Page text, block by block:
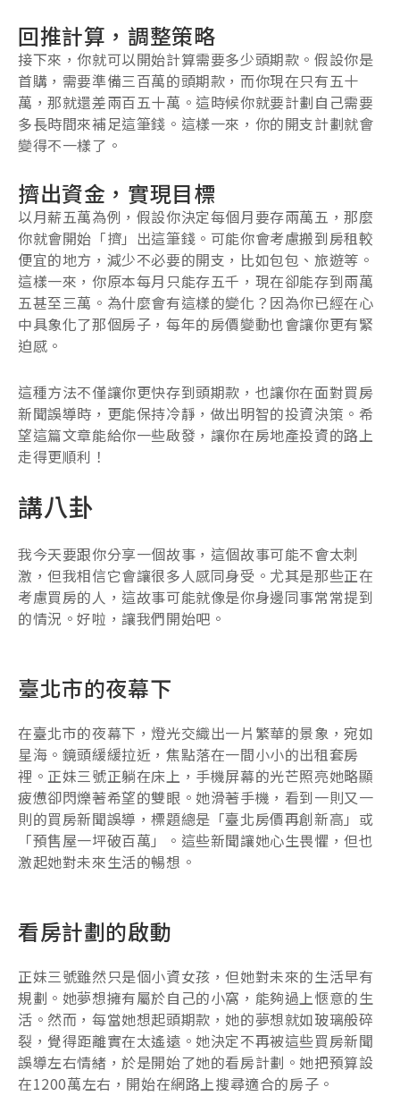
回推計算，調整策略
接下來，你就可以開始計算需要多少頭期款。假設你是
首購，需要準備三百萬的頭期款，而你現在只有五十
萬，那就還差兩百五十萬。這時候你就要計劃自己需要
多長時間來補足這筆錢。這樣一來，你的開支計劃就會
變得不一樣了。
擠出資金，實現目標
以月薪五萬為例，假設你決定每個月要存兩萬五，那麼
你就會開始「擠」出這筆錢。可能你會考慮搬到房租較
便宜的地方，減少不必要的開支，比如包包、旅遊等。
這樣一來，你原本每月只能存五千，現在卻能存到兩萬
五甚至三萬。為什麼會有這樣的變化？因為你已經在心
中具象化了那個房子，每年的房價變動也會讓你更有緊
迫感。
這種方法不僅讓你更快存到頭期款，也讓你在面對買房
新聞誤導時，更能保持冷靜，做出明智的投資決策。希
望這篇文章能給你一些啟發，讓你在房地產投資的路上
走得更順利！
講八卦
我今天要跟你分享一個故事，這個故事可能不會太刺
激，但我相信它會讓很多人感同身受。尤其是那些正在
考慮買房的人，這故事可能就像是你身邊同事常常提到
的情況。好啦，讓我們開始吧。
臺北市的夜幕下
在臺北市的夜幕下，燈光交織出一片繁華的景象，宛如
星海。鏡頭緩緩拉近，焦點落在一間小小的出租套房
裡。正妹三號正躺在床上，手機屏幕的光芒照亮她略顯
疲憊卻閃爍著希望的雙眼。她滑著手機，看到一則又一
則的買房新聞誤導，標題總是「臺北房價再創新高」或
「預售屋一坪破百萬」。這些新聞讓她心生畏懼，但也
激起她對未來生活的暢想。
看房計劃的啟動
正妹三號雖然只是個小資女孩，但她對未來的生活早有
規劃。她夢想擁有屬於自己的小窩，能夠過上愜意的生
活。然而，每當她想起頭期款，她的夢想就如玻璃般碎
裂，覺得距離實在太遙遠。她決定不再被這些買房新聞
誤導左右情緒，於是開始了她的看房計劃。她把預算設
在1200萬左右，開始在網路上搜尋適合的房子。